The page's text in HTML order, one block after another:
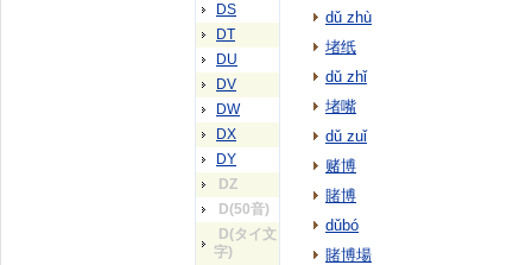
DS
DT
DU
DV
DW
DX
DY
DZ
D(50音)
D(タイ文
字)
dǔ zhù
堵纸
dǔ zhǐ
堵嘴
dǔ zuǐ
赌博
賭博
dǔbó
賭博場